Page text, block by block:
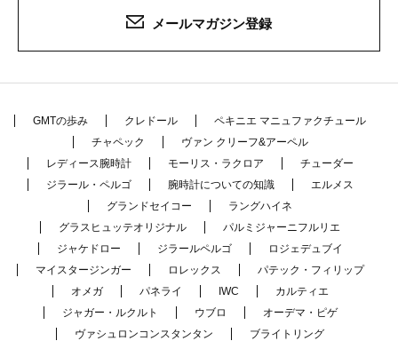
メールマガジン登録
GMTの歩み クレドール
ペキニエ マニュファクチュール
チャペック
ヴァン クリーフ&アーペル
レディース腕時計
モーリス・ラクロア
チューダー
ジラール・ペルゴ
腕時計についての知識
エルメス
グランドセイコー
ラングハイネ
グラスヒュッテオリジナル
パルミジャーニフルリエ
ジャケドロー
ジラールペルゴ
ロジェデュブイ
マイスタージンガー
ロレックス
パテック・フィリップ
オメガ
パネライ IWC
カルティエ
ジャガー・ルクルト
ウブロ
オーデマ・ピゲ
ヴァシュロンコンスタンタン
ブライトリング